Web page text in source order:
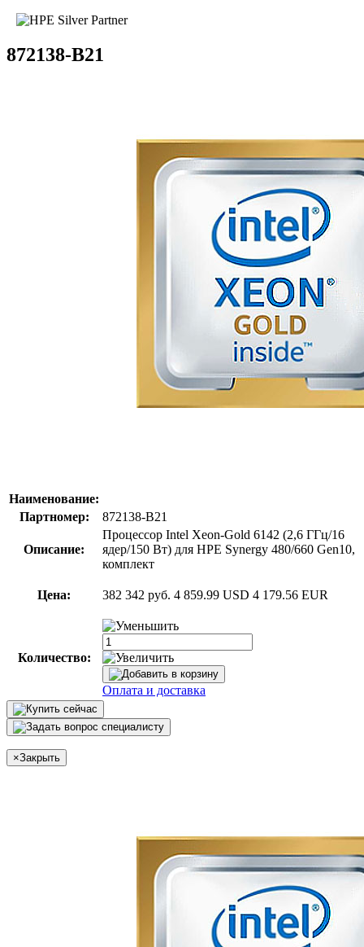
872138-B21
Наименование:
Партномер:
872138-B21
Описание:
Процессор Intel Xeon-Gold 6142 (2,6 ГГц/16
ядер/150 Вт) для HPE Synergy 480/660 Gen10,
комплект
Цена: 382 342 руб. 4 859.99 USD 4 179.56 EUR
Количество:
Оплата и доставка
×Закрыть